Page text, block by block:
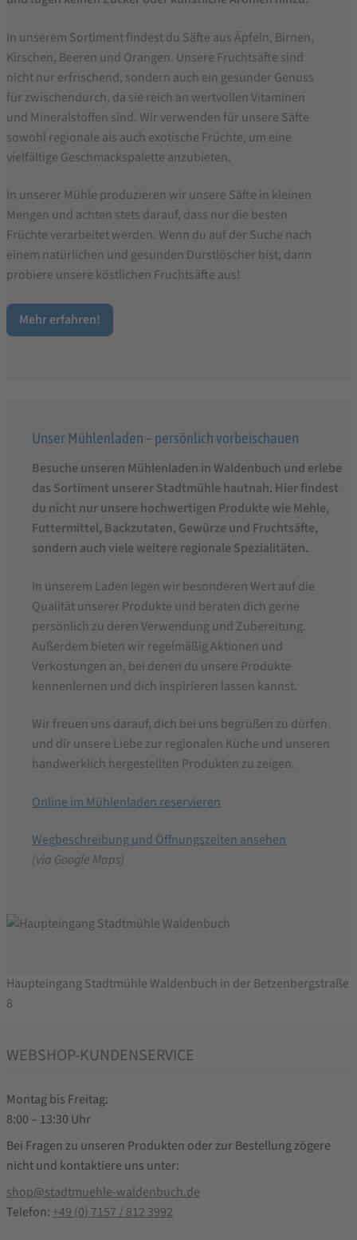
In unserem Sortiment findest du Säfte aus Äpfeln, Birnen,
Kirschen, Beeren und Orangen. Unsere Fruchtsäfte sind
nicht nur erfrischend, sondern auch ein gesunder Genuss
für zwischendurch, da sie reich an wertvollen Vitaminen
und Mineralstoffen sind. Wir verwenden für unsere Säfte
sowohl regionale als auch exotische Früchte, um eine
vielfältige Geschmackspalette anzubieten.
In unserer Mühle produzieren wir unsere Säfte in kleinen
Mengen und achten stets darauf, dass nur die besten
Früchte verarbeitet werden. Wenn du auf der Suche nach
einem natürlichen und gesunden Durstlöscher bist, dann
probiere unsere köstlichen Fruchtsäfte aus!
Mehr erfahren!
Unser Mühlenladen – persönlich vorbeischauen
Besuche unseren Mühlenladen in Waldenbuch und erlebe
das Sortiment unserer Stadtmühle hautnah. Hier findest
du nicht nur unsere hochwertigen Produkte wie Mehle,
Futtermittel, Backzutaten, Gewürze und Fruchtsäfte,
sondern auch viele weitere regionale Spezialitäten.
In unserem Laden legen wir besonderen Wert auf die
Qualität unserer Produkte und beraten dich gerne
persönlich zu deren Verwendung und Zubereitung.
Außerdem bieten wir regelmäßig Aktionen und
Verkostungen an, bei denen du unsere Produkte
kennenlernen und dich inspirieren lassen kannst.
Wir freuen uns darauf, dich bei uns begrüßen zu dürfen
und dir unsere Liebe zur regionalen Küche und unseren
handwerklich hergestellten Produkten zu zeigen.
Online im Mühlenladen reservieren
Wegbeschreibung und Öffnungszeiten ansehen
(via Google Maps)
Haupteingang Stadtmühle Waldenbuch in der Betzenbergstraße
8
WEBSHOP-KUNDENSERVICE
Montag bis Freitag:
8:00 – 13:30 Uhr
Bei Fragen zu unseren Produkten oder zur Bestellung zögere
nicht und kontaktiere uns unter:
shop@stadtmuehle-waldenbuch.de
Telefon:+49 (0) 7157 / 812 3992